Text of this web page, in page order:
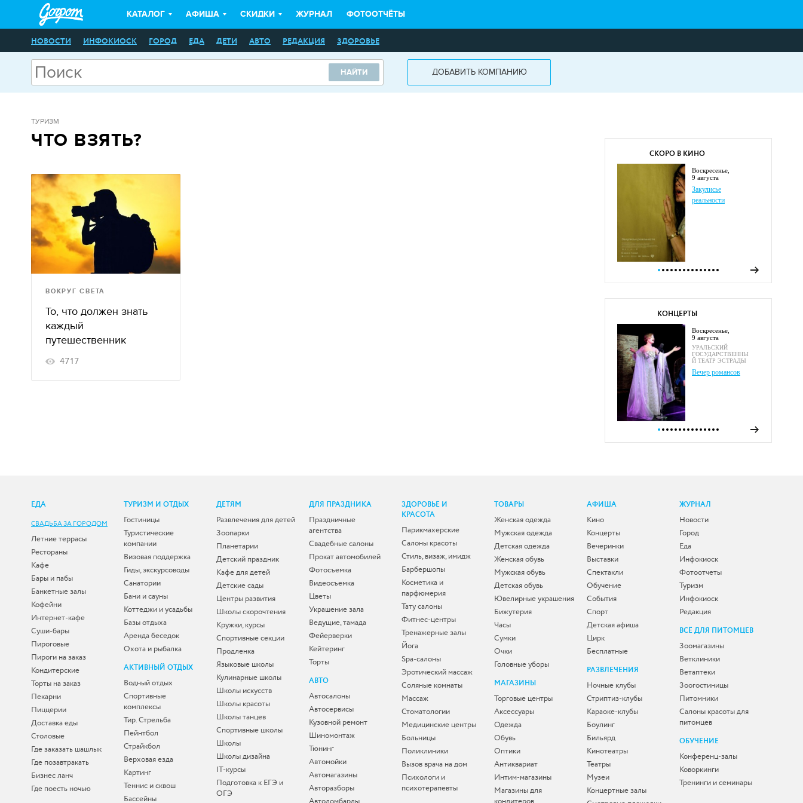
КАТАЛОГ АФИША СКИДКИ ЖУРНАЛ ФОТООТЧЁТЫ
НОВОСТИ ИНФОКИОСК ГОРОД ЕДА ДЕТИ АВТО РЕДАКЦИЯ ЗДОРОВЬЕ
НАЙТИ ДОБАВИТЬ КОМПАНИЮ
ТУРИЗМ
ЧТО ВЗЯТЬ?
ВОКРУГ СВЕТА
То, что должен знать
каждый
путешественник
4717
СКОРО В КИНО
воскресенье,
9 августа
Закулисье
реальности
КОНЦЕРТЫ
воскресенье,
9 августа
УРАЛЬСКИЙ
ГОСУДАРСТВЕННЫ
Й ТЕАТР ЭСТРАДЫ
Вечер романсов
ЕДА
СВАДЬБА ЗА ГОРОДОМ
Летние террасы
Рестораны
Кафе
Бары и пабы
Банкетные залы
Кофейни
Интернет-кафе
Суши-бары
Пироговые
Пироги на заказ
Кондитерские
Торты на заказ
Пекарни
Пиццерии
Доставка еды
Столовые
Где заказать шашлык
Где позавтракать
Бизнес ланч
Где поесть ночью
ТУРИЗМ И ОТДЫХ
Гостиницы
Туристические
компании
Визовая поддержка
Гиды, экскурсоводы
Санатории
Бани и сауны
Коттеджи и усадьбы
Базы отдыха
Аренда беседок
Охота и рыбалка
АКТИВНЫЙ ОТДЫХ
Водный отдых
Спортивные
комплексы
Тир. Стрельба
Пейнтбол
Страйкбол
Верховая езда
Картинг
Теннис и сквош
Бассейны
ДЕТЯМ
Развлечения для детей
Зоопарки
Планетарии
Детский праздник
Кафе для детей
Детские сады
Центры развития
Школы скорочтения
Кружки, курсы
Спортивные секции
Продленка
Языковые школы
Кулинарные школы
Школы искусств
Школы красоты
Школы танцев
Спортивные школы
Школы
Школы дизайна
IT-курсы
Подготовка к ЕГЭ и
ОГЭ
ДЛЯ ПРАЗДНИКА
Праздничные
агентства
Свадебные салоны
Прокат автомобилей
Фотосъемка
Видеосъемка
Цветы
Украшение зала
Ведущие, тамада
Фейерверки
Кейтеринг
Торты
АВТО
Автосалоны
Автосервисы
Кузовной ремонт
Шиномонтаж
Тюнинг
Автомойки
Автомагазины
Авторазборы
ЗДОРОВЬЕ И
КРАСОТА
Парикмахерские
Салоны красоты
Стиль, визаж, имидж
Барбершопы
Косметика и
парфюмерия
Тату салоны
Фитнес-центры
Тренажерные залы
Йога
Spa-салоны
Эротический массаж
Соляные комнаты
Массаж
Стоматологии
Медицинские центры
Больницы
Поликлиники
Вызов врача на дом
Психологи и
психотерапевты
ТОВАРЫ
Женская одежда
Мужская одежда
Детская одежда
Женская обувь
Мужская обувь
Детская обувь
Ювелирные украшения
Бижутерия
Часы
Сумки
Очки
Головные уборы
МАГАЗИНЫ
Торговые центры
Аксессуары
Одежда
Обувь
Оптики
Антиквариат
Интим-магазины
Магазины для
АФИША
Кино
Концерты
Вечеринки
Выставки
Спектакли
Обучение
События
Спорт
Детская афиша
Цирк
Бесплатные
РАЗВЛЕЧЕНИЯ
Ночные клубы
Стриптиз-клубы
Караоке-клубы
Боулинг
Бильярд
Кинотеатры
Театры
Музеи
Концертные залы
ЖУРНАЛ
Новости
Город
Еда
Инфокиоск
Фотоотчеты
Туризм
Инфокиоск
Редакция
ВСЁ ДЛЯ ПИТОМЦЕВ
Зоомагазины
Ветклиники
Ветаптеки
Зоогостиницы
Питомники
Салоны красоты для
питомцев
ОБУЧЕНИЕ
Конференц-залы
Коворкинги
Тренинги и семинары